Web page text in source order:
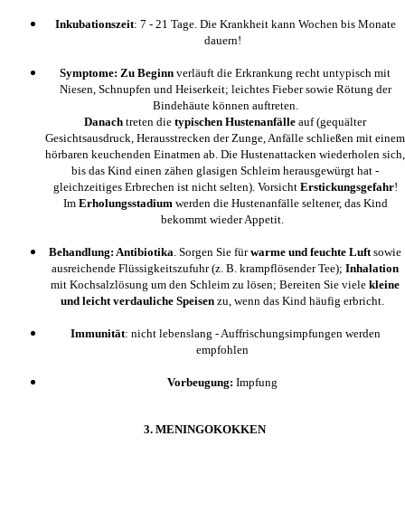
Inkubationszeit: 7 - 21 Tage. Die Krankheit kann Wochen bis Monate
dauern!
Symptome: Zu Beginn verläuft die Erkrankung recht untypisch mit
Niesen, Schnupfen und Heiserkeit; leichtes Fieber sowie Rötung der
Bindehäute können auftreten.
Danach treten die typischen Hustenanfälle auf (gequälter
Gesichtsausdruck, Herausstrecken der Zunge, Anfälle schließen mit einem
hörbaren keuchenden Einatmen ab. Die Hustenattacken wiederholen sich,
bis das Kind einen zähen glasigen Schleim herausgewürgt hat -
gleichzeitiges Erbrechen ist nicht selten). Vorsicht Erstickungsgefahr!
Im Erholungsstadiumwerden die Hustenanfälle seltener, das Kind
bekommt wieder Appetit.
Behandlung: Antibiotika. Sorgen Sie fürwarme und feuchte Luftsowie
ausreichende Flüssigkeitszufuhr (z. B. krampflösender Tee); Inhalation
mit Kochsalzlösung um den Schleim zu lösen; Bereiten Sie viele kleine
und leicht verdauliche Speisen zu, wenn das Kind häufig erbricht.
Immunität: nicht lebenslang - Auffrischungsimpfungen werden
empfohlen
Vorbeugung: Impfung
3. MENINGOKOKKEN